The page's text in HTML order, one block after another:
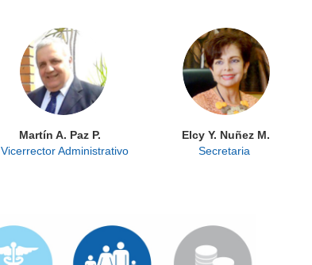
Martín A. Paz P.
Vicerrector Administrativo
Elcy Y. Nuñez M.
Secretaria